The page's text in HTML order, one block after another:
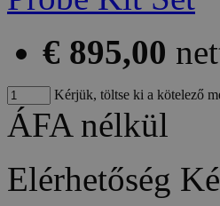
€ 895,00
Kérjük, töltse ki a kötelező
ÁFA nélkül
Elérhetőség